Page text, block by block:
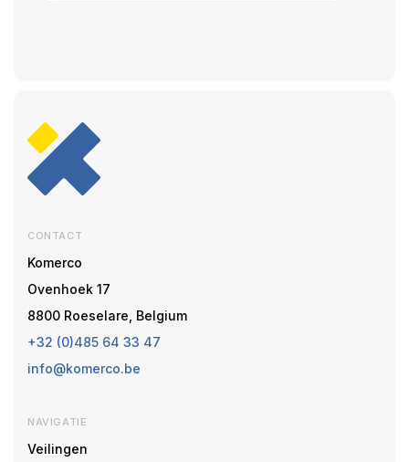
CONTACT
Komerco
Ovenhoek 17
8800 Roeselare, Belgium
+32 (0)485 64 33 47
info@komerco.be
NAVIGATIE
Veilingen